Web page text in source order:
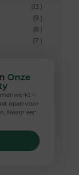
(13 )
(9 )
(8 )
(7 )
Onze
–
open voor
Neem een